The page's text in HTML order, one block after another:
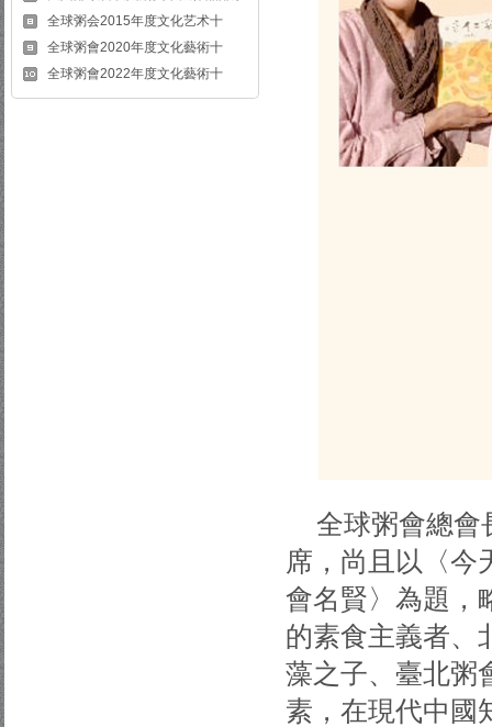
全球粥会2015年度文化艺术十
全球粥會2020年度文化藝術十
全球粥會2022年度文化藝術十
全球粥會總會
席，尚且以〈今
會名賢〉為題，
的素食主義者、
藻之子、臺北粥
素，在現代中國